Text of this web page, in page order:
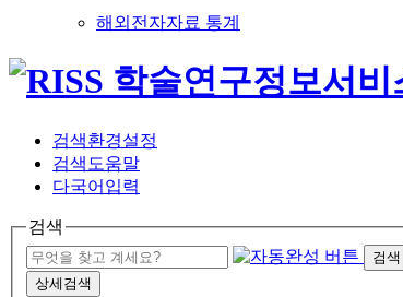
해외전자자료 통계
검색환경설정
검색도움말
다국어입력
검색
검색
상세검색